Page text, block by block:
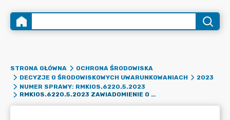
STRONA GŁÓWNA
OCHRONA ŚRODOWISKA
DECYZJE O ŚRODOWISKOWYCH UWARUNKOWANIACH
2023
NUMER SPRAWY: RMKIOS.6220.5.2023
RMKIOS.6220.5.2023 ZAWIADOMIENIE O WYDANIU OPINII PRZEZ REGIONALNEGO DYREKTORA OCHRONY ŚRODOWISKA W POZNANIU W POSTĘPOWANIU W SPRAWIE ZMIANY DECYZJI O ŚRODOWISKOWYCH UWARUNKOWANIACH DLA PRZEDSIĘWZIĘCIA POLEGAJĄCEGO NA BUDOWIE PRZEPOMPOWNI ŚCIEKÓW ORAZ RUROCIĄGU TŁOCZNEGO Z PRZEPOMPOWNI ŚCIEKÓW ODPROWADZAJĄCEGO ŚCIEKI ZE SKÓRZEWA DO OCZYSZCZALNI W DĄBRÓWCE